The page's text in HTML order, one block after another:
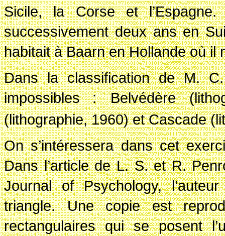
Sicile, la Corse et
successivement deux ans en
habitait à Baarn en Hollande où
Dans la classification de M.
impossibles
: Belvédère
(lithographie, 1960) et Cascade
On s’intéressera dans cet
Dans l’article de L. S. et R.
Journal of Psychology,
triangle. Une copie est
rectangulaires qui se posent